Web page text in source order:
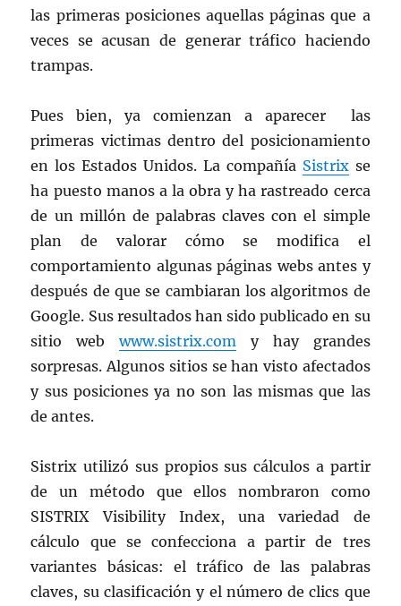
las primeras posiciones aquellas páginas que a
veces se acusan de generar tráfico haciendo
trampas.
Pues bien, ya comienzan a aparecer las
primeras victimas dentro del posicionamiento
en los Estados Unidos. La compañía Sistrixse
ha puesto manos a la obra y ha rastreado cerca
de un millón de palabras claves con el simple
plan de valorar cómo se modifica el
comportamiento algunas páginas webs antes y
después de que se cambiaran los algoritmos de
Google. Sus resultados han sido publicado en su
sitio webwww.sistrix.com y hay grandes
sorpresas. Algunos sitios se han visto afectados
y sus posiciones ya no son las mismas que las
de antes.
Sistrix utilizó sus propios sus cálculos a partir
de un método que ellos nombraron como
SISTRIX Visibility Index, una variedad de
cálculo que se confecciona a partir de tres
variantes básicas: el tráfico de las palabras
claves, su clasificación y el número de clics que